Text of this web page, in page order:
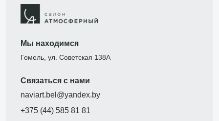
Мы находимся
Гомель, ул. Советская 138А
Связаться с нами
naviart.bel@yandex.by
+375 (44) 585 81 81